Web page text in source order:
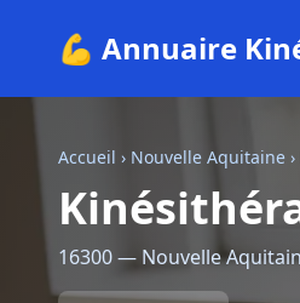
💪 Annuaire
Accueil › Nouvelle Aquitaine ›
16300 — Nouvelle